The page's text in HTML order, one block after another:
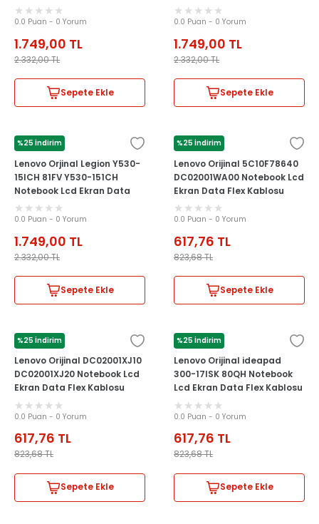
0.0 Puan - 0 Yorum
1.749,00 TL
2.332,00TL
Sepete Ekle
0.0 Puan - 0 Yorum
1.749,00 TL
2.332,00TL
Sepete Ekle
%25 İndirim
LENOVO
Lenovo Orjinal Legion Y530-
15ICH 81FV Y530-151CH
Notebook Lcd Ekran Data
Flex Kablosu
0.0 Puan - 0 Yorum
1.749,00 TL
2.332,00TL
Sepete Ekle
%25 İndirim
LENOVO
Lenovo Orijinal 5C10F78640
DC02001WA00 Notebook Lcd
Ekran Data Flex Kablosu
0.0 Puan - 0 Yorum
617,76 TL
823,68TL
Sepete Ekle
%25 İndirim
LENOVO
Lenovo Orijinal DC02001XJ10
DC02001XJ20 Notebook Lcd
Ekran Data Flex Kablosu
0.0 Puan - 0 Yorum
617,76 TL
823,68TL
Sepete Ekle
%25 İndirim
LENOVO
Lenovo Orijinal ideapad
300-17ISK 80QH Notebook
Lcd Ekran Data Flex Kablosu
0.0 Puan - 0 Yorum
617,76 TL
823,68TL
Sepete Ekle